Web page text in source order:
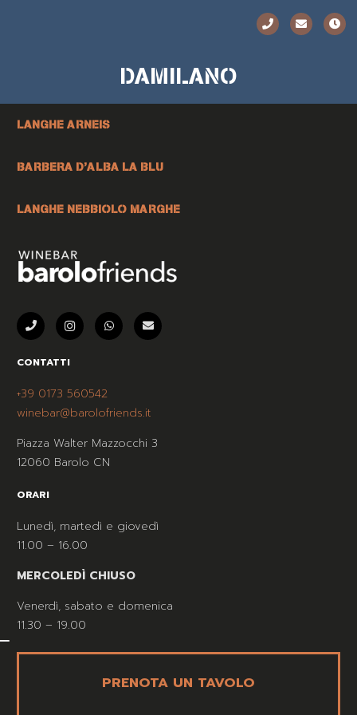
DAMILANO
LANGHE ARNEIS
BARBERA D’ALBA LA BLU
LANGHE NEBBIOLO MARGHE
CONTATTI
+39 0173 560542
winebar@barolofriends.it
Piazza Walter Mazzocchi 3
12060 Barolo CN
ORARI
Lunedì, martedì e giovedì
11.00 – 16.00
MERCOLEDÌ CHIUSO
Venerdì, sabato e domenica
11.30 – 19.00
PRENOTA UN TAVOLO